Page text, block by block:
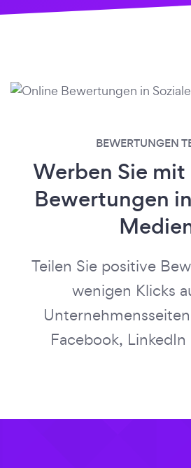
BEWERTUNGEN
Werben Sie
Bewertungen
Teilen Sie positive
wenigen Klicks
Facebook,